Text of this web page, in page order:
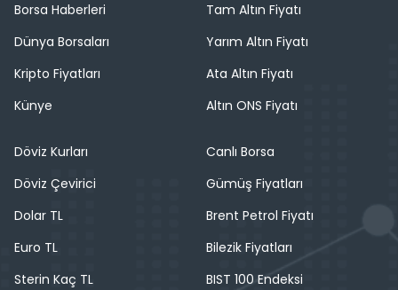
Borsa Haberleri
Dünya Borsaları
Kripto Fiyatları
Künye
Tam Altın Fiyatı
Yarım Altın Fiyatı
Ata Altın Fiyatı
Altın ONS Fiyatı
Döviz Kurları
Döviz Çevirici
Dolar TL
Euro TL
Sterin Kaç TL
Canlı Borsa
Gümüş Fiyatları
Brent Petrol Fiyatı
Bilezik Fiyatları
BIST 100 Endeksi